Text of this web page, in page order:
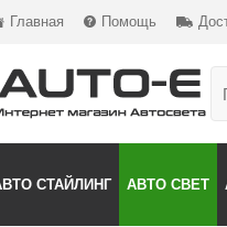
Главная Помощь
СТАЙЛИНГ АВТО СВЕТ